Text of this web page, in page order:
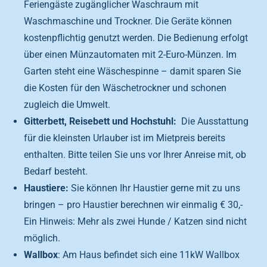
Feriengäste zugänglicher Waschraum mit
Waschmaschine und Trockner. Die Geräte können
kostenpflichtig genutzt werden. Die Bedienung erfolgt
über einen Münzautomaten mit 2-Euro-Münzen. Im
Garten steht eine Wäschespinne – damit sparen Sie
die Kosten für den Wäschetrockner und schonen
zugleich die Umwelt.
Gitterbett, Reisebett und Hochstuhl: Die Ausstattung
für die kleinsten Urlauber ist im Mietpreis bereits
enthalten. Bitte teilen Sie uns vor Ihrer Anreise mit, ob
Bedarf besteht.
Haustiere: Sie können Ihr Haustier gerne mit zu uns
bringen – pro Haustier berechnen wir einmalig € 30,-
Ein Hinweis: Mehr als zwei Hunde / Katzen sind nicht
möglich.
Wallbox: Am Haus befindet sich eine 11kW Wallbox